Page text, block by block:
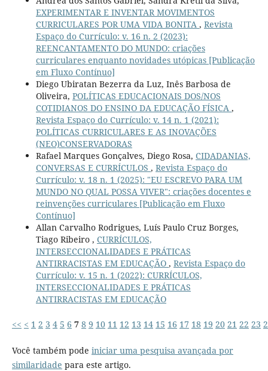
EXPERIMENTAR E INVENTAR MOVIMENTOS
CURRICULARES POR UMA VIDA BONITA , Revista
Espaço do Currículo: v. 16 n. 2 (2023):
REENCANTAMENTO DO MUNDO: criações
curriculares enquanto novidades utópicas [Publicação
em Fluxo Contínuo]
Diego Ubiratan Bezerra da Luz, Inês Barbosa de
Oliveira, POLÍTICAS EDUCACIONAIS DOS/NOS
COTIDIANOS DO ENSINO DA EDUCAÇÃO FÍSICA ,
Revista Espaço do Currículo: v. 14 n. 1 (2021):
POLÍTICAS CURRICULARES E AS INOVAÇÕES
(NEO)CONSERVADORAS
Rafael Marques Gonçalves, Diego Rosa, CIDADANIAS,
CONVERSAS E CURRÍCULOS , Revista Espaço do
Currículo: v. 18 n. 1 (2025): "EU ESCREVO PARA UM
MUNDO NO QUAL POSSA VIVER": criações docentes e
reinvenções curriculares [Publicação em Fluxo
Contínuo]
Allan Carvalho Rodrigues, Luís Paulo Cruz Borges,
Tiago Ribeiro , CURRÍCULOS,
INTERSECCIONALIDADES E PRÁTICAS
ANTIRRACISTAS EM EDUCAÇÃO , Revista Espaço do
Currículo: v. 15 n. 1 (2022): CURRÍCULOS,
INTERSECCIONALIDADES E PRÁTICAS
ANTIRRACISTAS EM EDUCAÇÃO
<< < 1 2 3 4 5 6 7 8 9 10 11 12 13 14 15 16 17 18 19 20 21 22 23
Você também pode iniciar uma pesquisa avançada por
similaridade para este artigo.